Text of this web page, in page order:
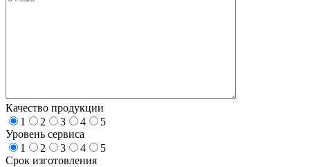
Качество продукции
1
2 3 4
5
Уровень сервиса
1
2 3 4
5
Срок изготовления